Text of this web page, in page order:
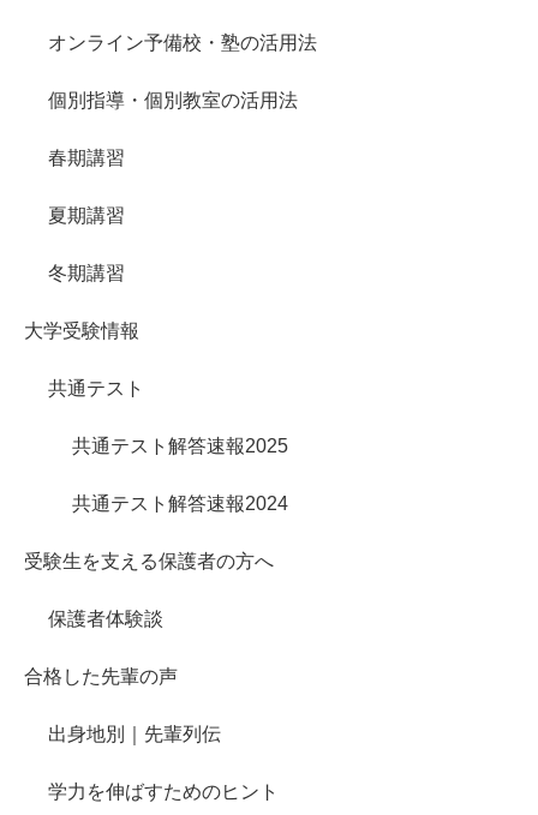
オンライン予備校・塾の活用法
個別指導・個別教室の活用法
春期講習
夏期講習
冬期講習
大学受験情報
共通テスト
共通テスト解答速報2025
共通テスト解答速報2024
受験生を支える保護者の方へ
保護者体験談
合格した先輩の声
出身地別｜先輩列伝
学力を伸ばすためのヒント